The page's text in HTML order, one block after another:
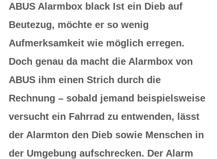
ABUS Alarmbox black Ist ein Dieb auf
Beutezug, möchte er so wenig
Aufmerksamkeit wie möglich erregen.
Doch genau da macht die Alarmbox von
ABUS ihm einen Strich durch die
Rechnung – sobald jemand beispielsweise
versucht ein Fahrrad zu entwenden, lässt
der Alarmton den Dieb sowie Menschen in
der Umgebung aufschrecken. Der Alarm